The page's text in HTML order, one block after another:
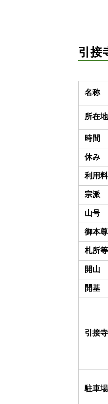
引接
名称
所在地
時間
休み
利用
宗派
山号
御本尊
札所等
開山
開基
引接
駐車場